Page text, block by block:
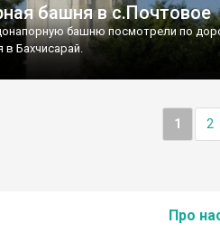
башня в с.Почтовое
башню посмотрели по
Бахчисарай.
1 2
Про